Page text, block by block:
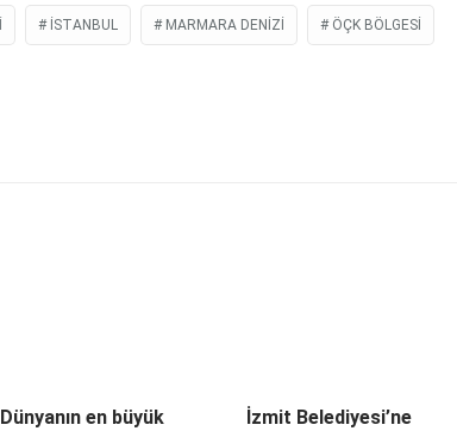
İSTANBUL MARMARA DENIZI ÖÇK BÖLGESI
Dünyanın en büyük
İzmit Belediyesi’ne